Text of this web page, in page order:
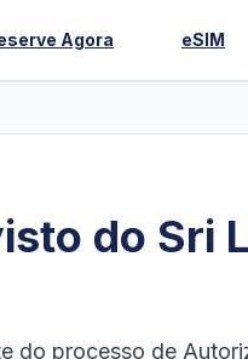
Agora eSIM
do Sri
do processo de